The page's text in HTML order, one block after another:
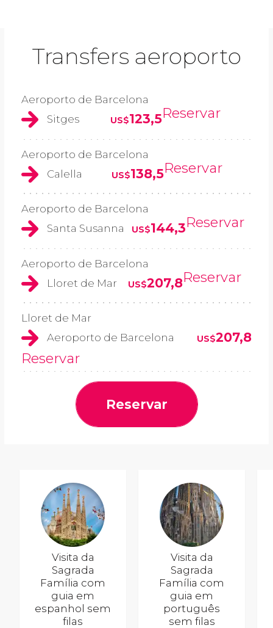
Transfers aeroporto
Aeroporto de Barcelona
Sitges
US$123,5Reservar
Aeroporto de Barcelona
Calella
US$138,5Reservar
Aeroporto de Barcelona
Santa Susanna
US$144,3Reservar
Aeroporto de Barcelona
Lloret de Mar
US$207,8Reservar
Lloret de Mar
Aeroporto de Barcelona
US$207,8
Reservar
Reservar
Visita da
Sagrada
Família com
guia em
espanhol sem
filas
Visita da
Sagrada
Família com
guia em
português
sem filas